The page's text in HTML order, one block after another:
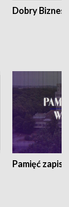
Dobry Biznes
Pamięć